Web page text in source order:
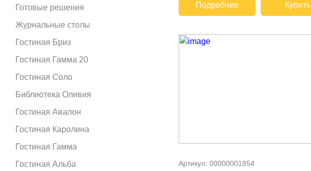
Готовые решения
Журнальные столы
Гостиная Бриз
Гостиная Гамма 20
Гостиная Соло
Библиотека Оливия
Гостиная Авалон
Гостиная Каролина
Гостиная Гамма
Гостиная Альба
Подробнее Купить
Артикул: 00000001854